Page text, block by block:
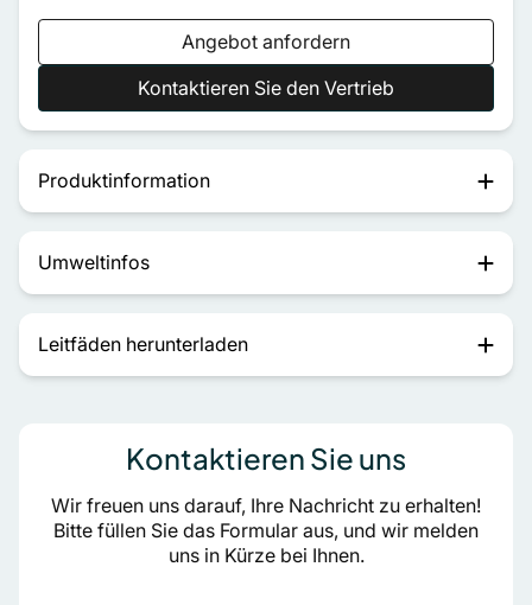
Angebot anfordern
Kontaktieren Sie den Vertrieb
Produktinformation
Umweltinfos
Leitfäden herunterladen
Kontaktieren Sie uns
Wir freuen uns darauf, Ihre Nachricht zu erhalten!
Bitte füllen Sie das Formular aus, und wir melden
uns in Kürze bei Ihnen.